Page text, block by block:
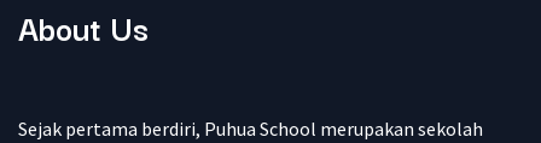
About Us
Sejak pertama berdiri, Puhua School merupakan sekolah